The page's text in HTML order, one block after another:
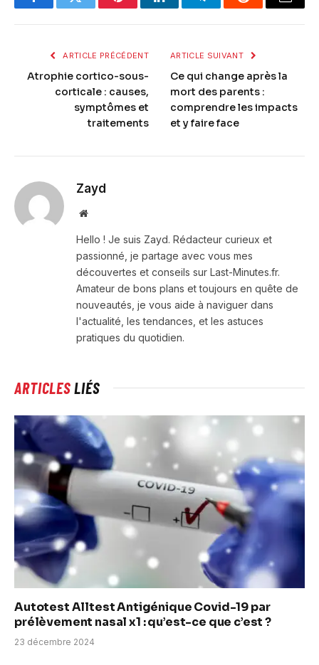
FacebookTwitter PinterestLinkedInTelegramReddit Email
ARTICLE PRÉCÉDENT
Atrophie cortico-sous-
corticale : causes,
symptômes et
traitements
ARTICLE SUIVANT
Ce qui change après la
mort des parents :
comprendre les impacts
et y faire face
Zayd
Website
Hello ! Je suis Zayd. Rédacteur curieux et
passionné, je partage avec vous mes
découvertes et conseils sur Last-Minutes.fr.
Amateur de bons plans et toujours en quête de
nouveautés, je vous aide à naviguer dans
l'actualité, les tendances, et les astuces
pratiques du quotidien.
ARTICLESLIÉS
Autotest Alltest Antigénique Covid-19 par
prélèvement nasal x1 : qu’est-ce que c’est ?
23 décembre 2024